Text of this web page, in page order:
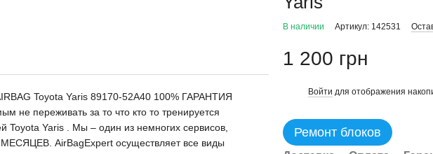
Toyota Yaris 89170-52A40 100% ГАРАНТИЯ
не переживать за то что кто то тренируется
Toyota Yaris . Мы – один из немногих сервисов,
AirBagExpert осуществляет все виды
В наличии Артикул: 142531
1 200 грн
Войти для отображения
Ремонт блоков